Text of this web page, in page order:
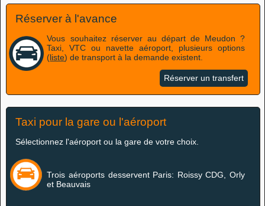
Réserver à l'avance
Vous souhaitez réserver au départ de Meudon ?
Taxi, VTC ou navette aéroport, plusieurs options
(liste) de transport à la demande existent.
Réserver un transfert
Taxi pour la gare ou l'aéroport
Sélectionnez l'aéroport ou la gare de votre choix.
Trois aéroports desservent Paris: Roissy CDG, Orly
et Beauvais